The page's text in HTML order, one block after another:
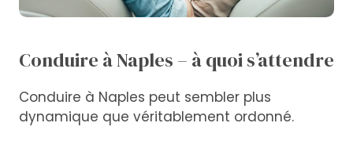
Conduire à Naples – à quoi s’attendre
Conduire à Naples peut sembler plus
dynamique que véritablement ordonné.